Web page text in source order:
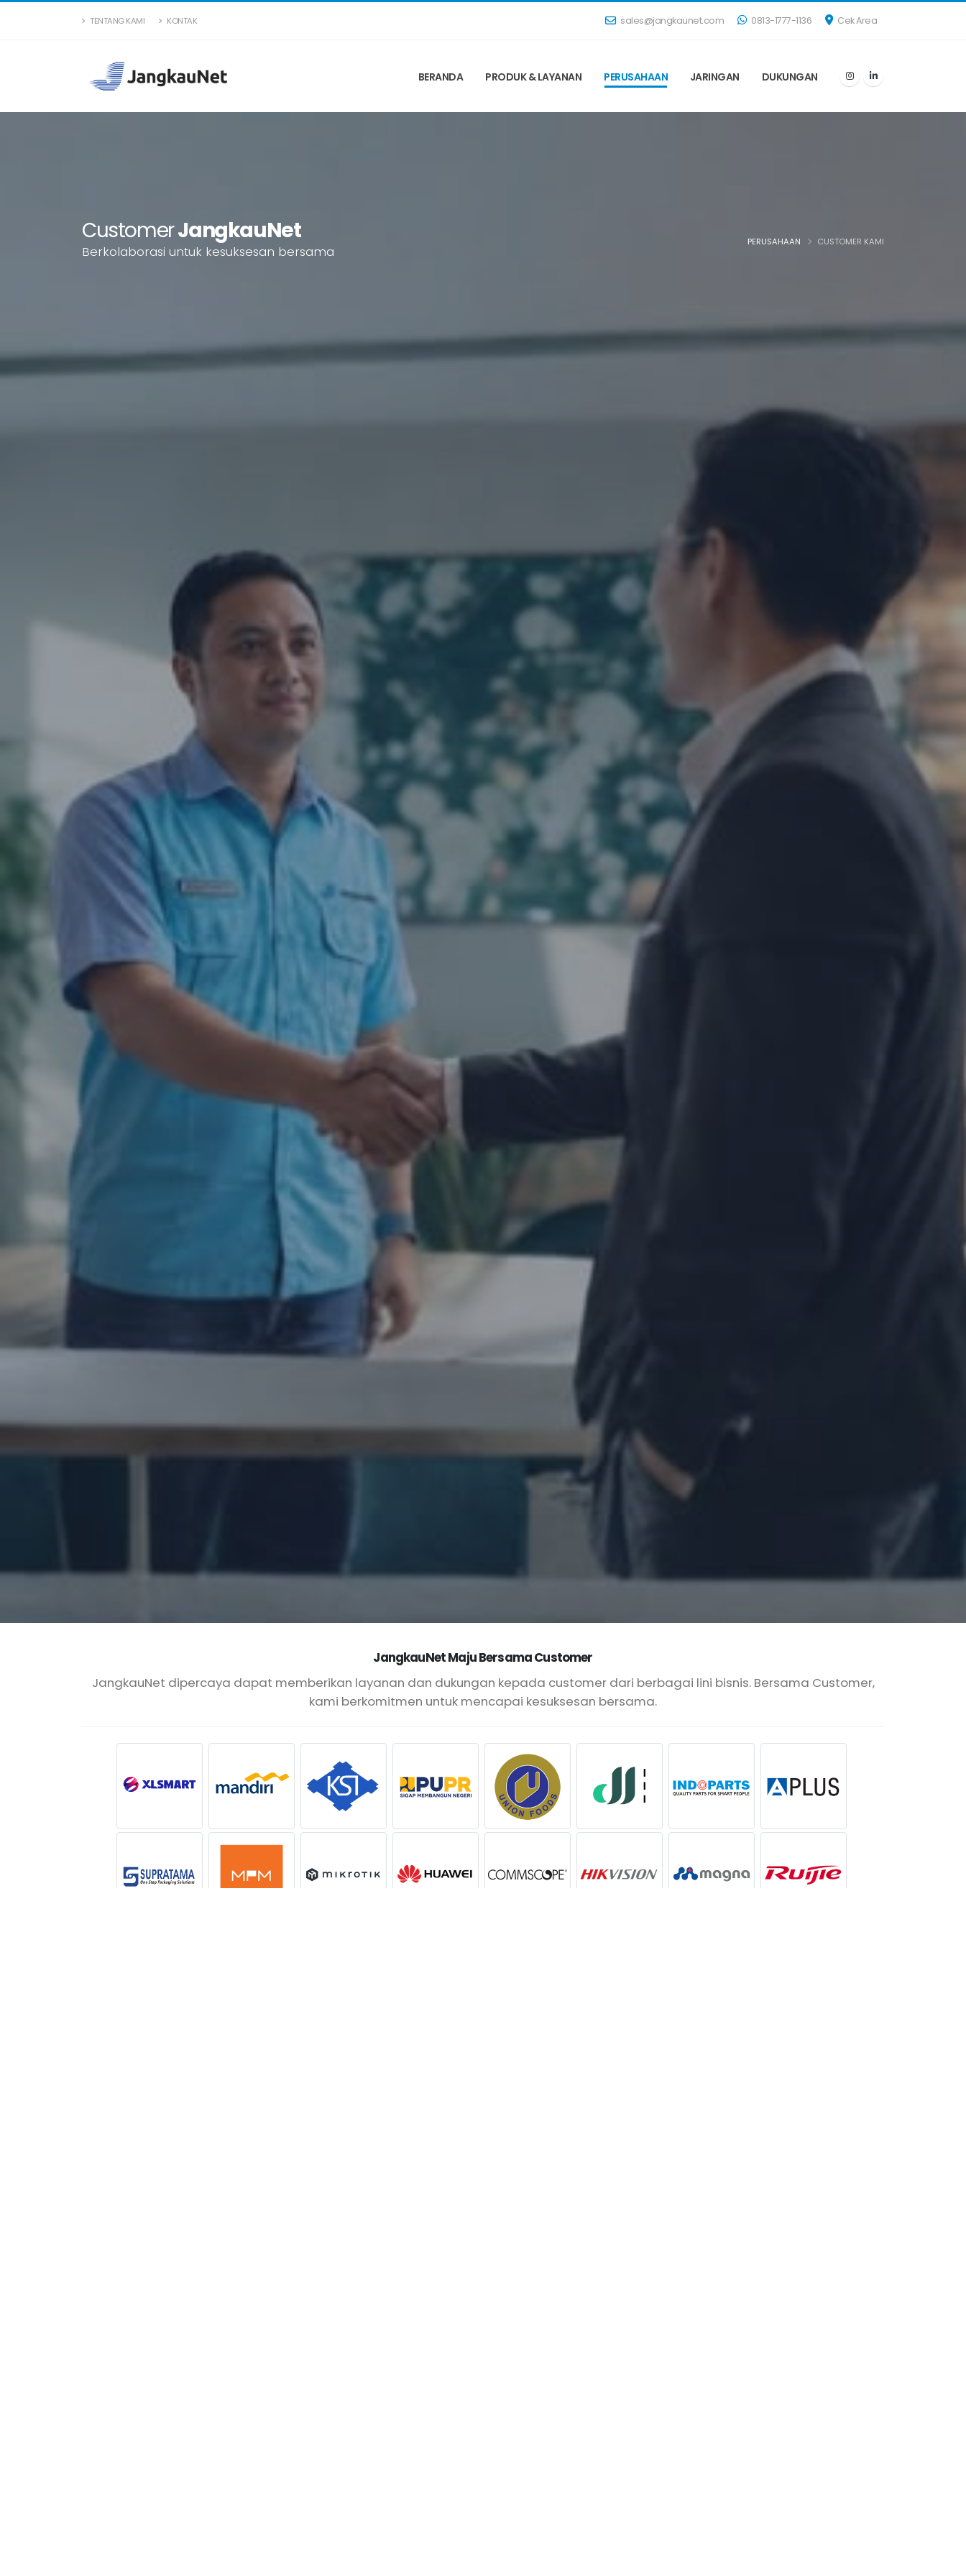
TENTANG KAMI KONTAK sales@jangkaunet.com 0813-1777-1136 Cek Area
BERANDA PRODUK & LAYANAN PERUSAHAAN JARINGAN DUKUNGAN
CustomerJangkauNet
Berkolaborasi untuk kesuksesan bersama
PERUSAHAAN CUSTOMER KAMI
JangkauNet Maju Bersama Customer
JangkauNet dipercaya dapat memberikan layanan dan dukungan kepada customer dari berbagai lini bisnis. Bersama Customer,
kami berkomitmen untuk mencapai kesuksesan bersama.